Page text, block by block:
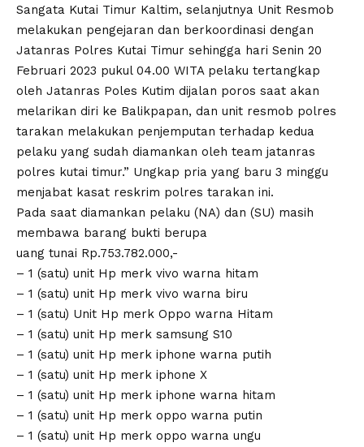
Sangata Kutai Timur Kaltim, selanjutnya Unit Resmob
melakukan pengejaran dan berkoordinasi dengan
Jatanras Polres Kutai Timur sehingga hari Senin 20
Februari 2023 pukul 04.00 WITA pelaku tertangkap
oleh Jatanras Poles Kutim dijalan poros saat akan
melarikan diri ke Balikpapan, dan unit resmob polres
tarakan melakukan penjemputan terhadap kedua
pelaku yang sudah diamankan oleh team jatanras
polres kutai timur.” Ungkap pria yang baru 3 minggu
menjabat kasat reskrim polres tarakan ini.
Pada saat diamankan pelaku (NA) dan (SU) masih
membawa barang bukti berupa
uang tunai Rp.753.782.000,-
– 1 (satu) unit Hp merk vivo warna hitam
– 1 (satu) unit Hp merk vivo warna biru
– 1 (satu) Unit Hp merk Oppo warna Hitam
– 1 (satu) unit Hp merk samsung S10
– 1 (satu) unit Hp merk iphone warna putih
– 1 (satu) unit Hp merk iphone X
– 1 (satu) unit Hp merk iphone warna hitam
– 1 (satu) unit Hp merk oppo warna putin
– 1 (satu) unit Hp merk oppo warna ungu